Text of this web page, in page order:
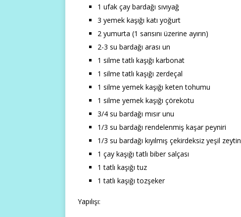
1 ufak çay bardağı sıvıyağ
3 yemek kaşığı katı yoğurt
2 yumurta (1 sarısını üzerine ayırın)
2-3 su bardağı arası un
1 silme tatlı kaşığı karbonat
1 silme tatlı kaşığı zerdeçal
1 silme yemek kaşığı keten tohumu
1 silme yemek kaşığı çörekotu
3/4 su bardağı mısır unu
1/3 su bardağı rendelenmiş kaşar peyniri
1/3 su bardağı kıyılmış çekirdeksiz yeşil zeytin
1 çay kaşığı tatlı biber salçası
1 tatlı kaşığı tuz
1 tatlı kaşığı tozşeker
Yapılışı: